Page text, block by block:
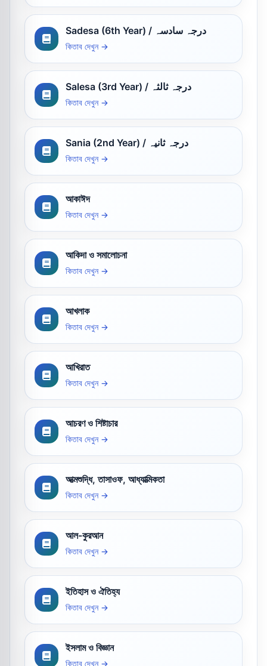
Sadesa (6th Year) / درجہ سادسہ
কিতাব দেখুন →
Salesa (3rd Year) / درجہ ثالثہ
কিতাব দেখুন →
Sania (2nd Year) / درجہ ثانیہ
কিতাব দেখুন →
আকাঈদ
কিতাব দেখুন →
আকিদা ও সমালোচনা
কিতাব দেখুন →
আখলাক
কিতাব দেখুন →
আখিরাত
কিতাব দেখুন →
আচরণ ও শিষ্টাচার
কিতাব দেখুন →
আত্মশুদ্ধি, তাসাওফ, আধ্যাত্মিকতা
কিতাব দেখুন →
আল-কুরআন
কিতাব দেখুন →
ইতিহাস ও ঐতিহ্য
কিতাব দেখুন →
ইসলাম ও বিজ্ঞান
কিতাব দেখুন →